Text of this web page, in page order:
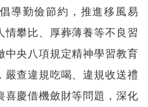
導勤儉節約，推進移風易
情攀比、厚葬薄養等不良習
中央八項規定精神學習教育
嚴查違規吃喝、違規收送禮
喜慶借機斂財等問題，深化